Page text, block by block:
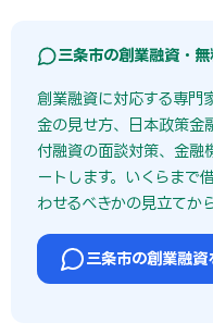
三条市の創業融資・
創業融資に対応する専門
金の見せ方、日本政策金
付融資の面談対策、金融
ートします。いくらまで
わせるべきかの見立てか
三条市の創業融資